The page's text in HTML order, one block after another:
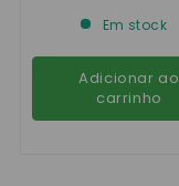
Em stock
Adicionar ao
carrinho